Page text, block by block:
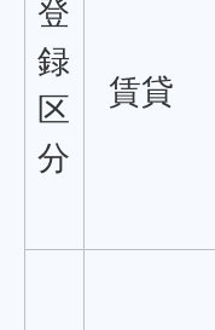
登
録
区
分
賃貸